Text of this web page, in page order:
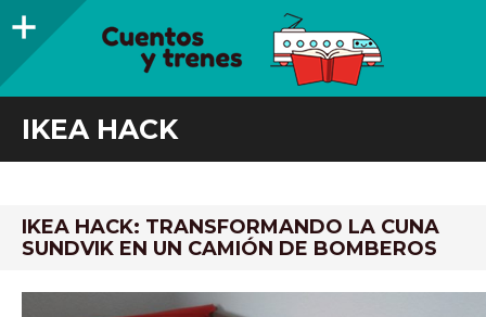
Barra
IKEA HACK
IKEA HACK: TRANSFORMANDO LA CUNA
SUNDVIK EN UN CAMIÓN DE BOMBEROS